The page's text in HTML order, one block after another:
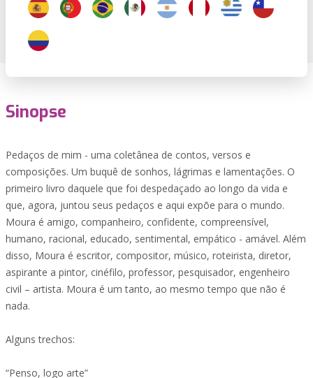
Sinopse
Pedaços de mim - uma coletânea de contos, versos e
composições. Um buquê de sonhos, lágrimas e lamentações. O
primeiro livro daquele que foi despedaçado ao longo da vida e
que, agora, juntou seus pedaços e aqui expõe para o mundo.
Moura é amigo, companheiro, confidente, compreensível,
humano, racional, educado, sentimental, empático - amável. Além
disso, Moura é escritor, compositor, músico, roteirista, diretor,
aspirante a pintor, cinéfilo, professor, pesquisador, engenheiro
civil – artista. Moura é um tanto, ao mesmo tempo que não é
nada.
Alguns trechos:
“Penso, logo arte”